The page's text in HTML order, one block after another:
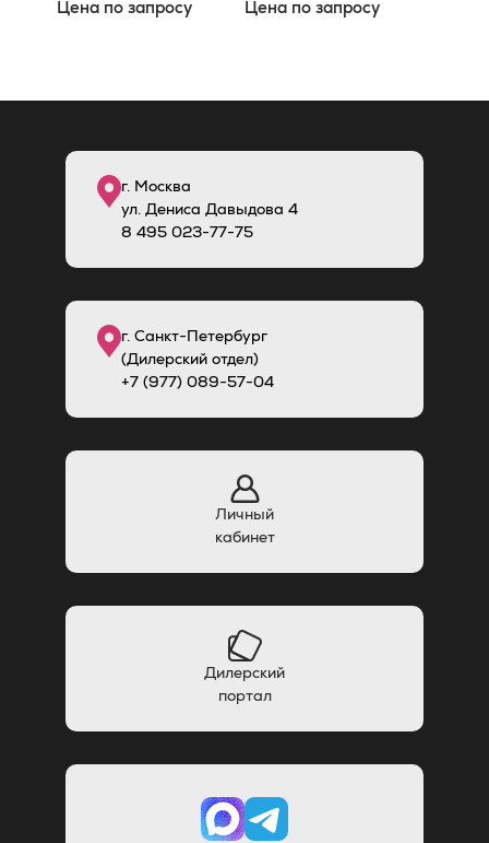
Цена по запросу Цена по запросу
г. Москва
ул. Дениса Давыдова 4
8 495 023-77-75
г. Санкт-Петербург
(Дилерский отдел)
+7 (977) 089-57-04
Личный
кабинет
Дилерский
портал